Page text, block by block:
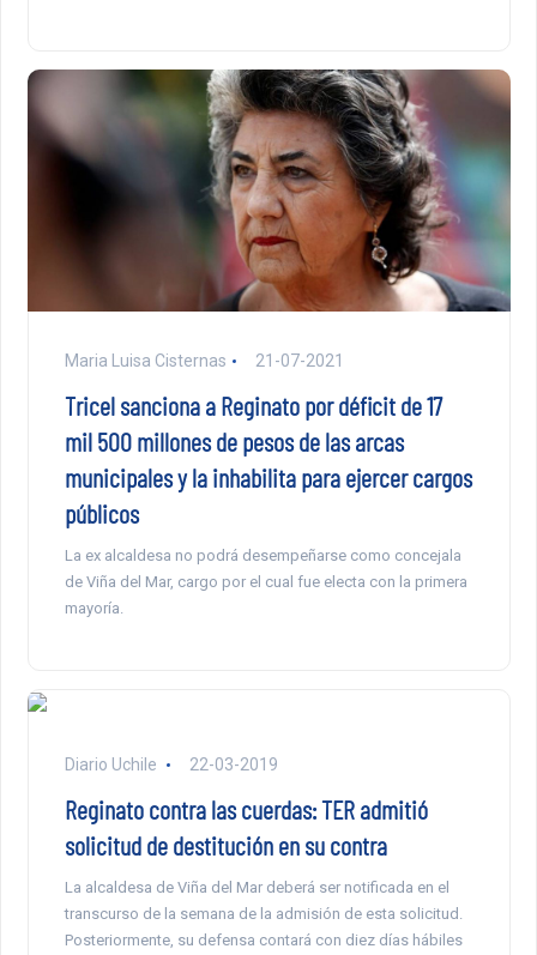
Maria Luisa Cisternas 21-07-2021
Tricel sanciona a Reginato por déficit de 17
mil 500 millones de pesos de las arcas
municipales y la inhabilita para ejercer cargos
públicos
La ex alcaldesa no podrá desempeñarse como concejala
de Viña del Mar, cargo por el cual fue electa con la primera
mayoría.
Diario Uchile 22-03-2019
Reginato contra las cuerdas: TER admitió
solicitud de destitución en su contra
La alcaldesa de Viña del Mar deberá ser notificada en el
transcurso de la semana de la admisión de esta solicitud.
Posteriormente, su defensa contará con diez días hábiles